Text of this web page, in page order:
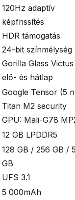
120Hz adaptív
képfrissítés
HDR támogatás
24-bit színmélység
Gorilla Glass Victus
elő- és hátlap
Google Tensor (5
Titan M2 security
GPU: Mali-G78
12 GB LPDDR5
128 GB / 256 GB /
GB
UFS 3.1
5 000mAh